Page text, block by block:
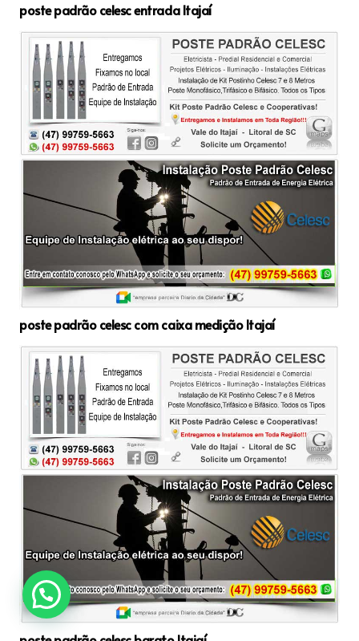
poste padrão celesc entrada Itajaí
poste padrão celesc com caixa medição Itajaí